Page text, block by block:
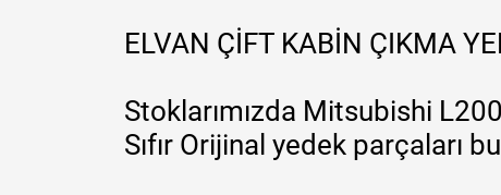
ELVAN ÇİFT KABİN ÇIKMA
Stoklarımızda Mitsubishi
Sıfır Orijinal yedek parçaları